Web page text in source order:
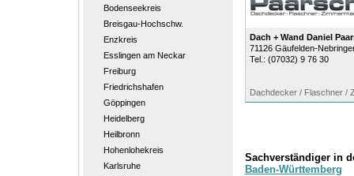
Bodenseekreis
Breisgau-Hochschw.
Enzkreis
Esslingen am Neckar
Freiburg
Friedrichshafen
Göppingen
Heidelberg
Heilbronn
Hohenlohekreis
Karlsruhe
Dach + Wand Daniel
71126 Gäufelden-
Tel.: (07032) 9 76 30
Dachdecker / Flaschner /
Sachverständiger in
Baden-Württemberg